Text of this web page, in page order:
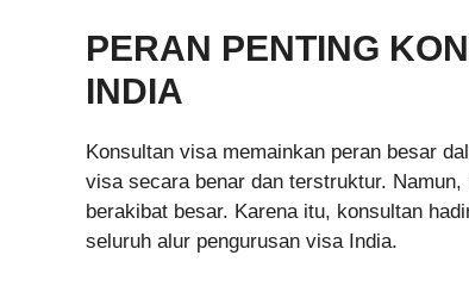
PERAN PENTING
INDIA
Konsultan visa memainkan peran besar
visa secara benar dan terstruktur.
berakibat besar. Karena itu, konsultan
seluruh alur pengurusan visa India.